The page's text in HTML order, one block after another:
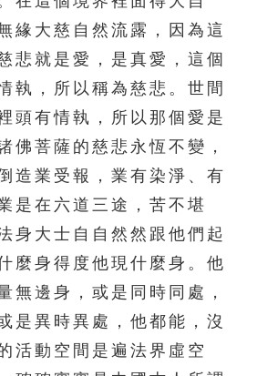
183 184 185
188 189 190
198 199 200
203 204 205
208 209 210
213 214 215
223 224 225
228 229 230
233 234 235
緣大慈自然流露，因為這
悲就是愛，是真愛，這個
執，所以稱為慈悲。世間
頭有情執，所以那個愛是
佛菩薩的慈悲永恆不變，
造業受報，業有染淨、有
是在六道三途，苦不堪
身大士自自然然跟他們起
麼身得度他現什麼身。他
無邊身，或是同時同處，
是異時異處，他都能，沒
活動空間是遍法界虛空